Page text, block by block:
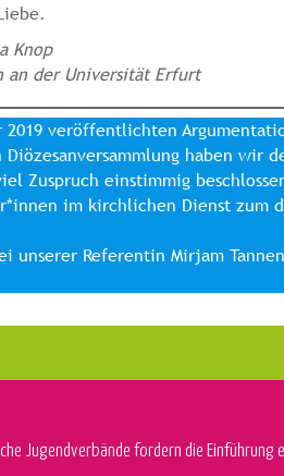
Knop
an der Universität Erfurt
veröffentlichten
haben wir
Zuspruch einstimmig
im kirchlichen Dienst zum
unserer Referentin Mirjam